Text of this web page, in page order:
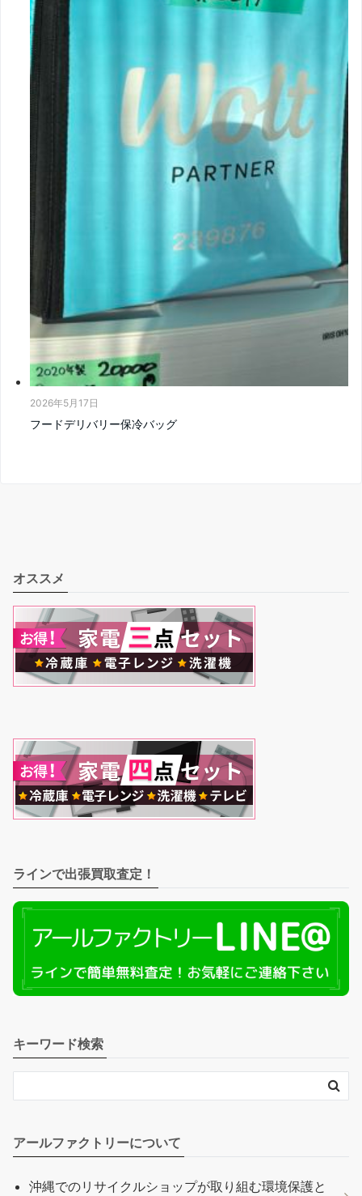
2026年5月17日
フードデリバリー保冷バッグ
オススメ
ラインで出張買取査定！
キーワード検索
アールファクトリーについて
沖縄でのリサイクルショップが取り組む環境保護と